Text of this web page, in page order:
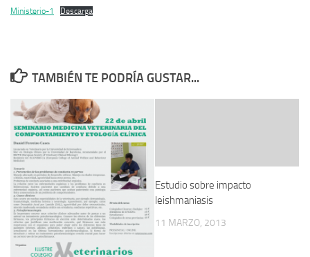
Ministerio-1
Descarga
TAMBIÉN TE PODRÍA GUSTAR...
Estudio sobre impacto
leishmaniasis
11 MARZO, 2013